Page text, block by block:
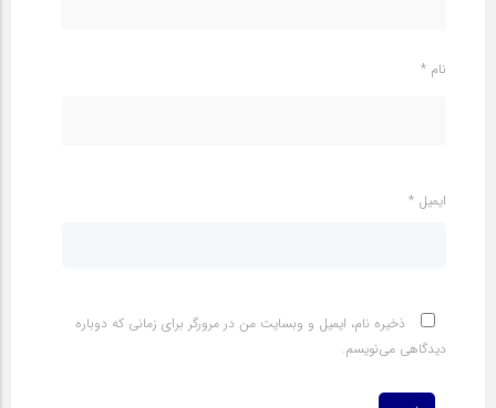
نام *
ایمیل *
ذخیره نام، ایمیل و وبسایت من در مرورگر برای زمانی که دوباره
دیدگاهی می‌نویسم.